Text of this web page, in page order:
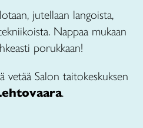
jutellaan langoista,
Nappaa mukaan
porukkaan!
vetää Salon taitokeskuksen
.